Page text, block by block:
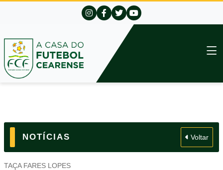
NOTÍCIAS Voltar
TAÇA FARES LOPES